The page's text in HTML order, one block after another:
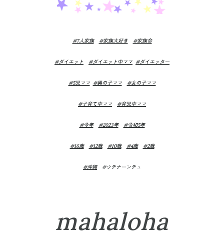
#7人家族 #家族大好き #家族命
#ダイエット #ダイエット中ママ #ダイエッター
#5児ママ #男の子ママ #女の子ママ
#子育て中ママ #育児中ママ
#今年 #2023年 #令和5年
#16歳 #12歳 #10歳 #4歳 #2歳
#沖縄#ウチナーンチュ
mahaloha